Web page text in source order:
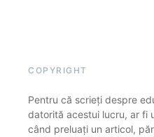
COPYRIGHT
Pentru că scrieți despre
datorită acestui lucru, ar fi
când preluați un articol,